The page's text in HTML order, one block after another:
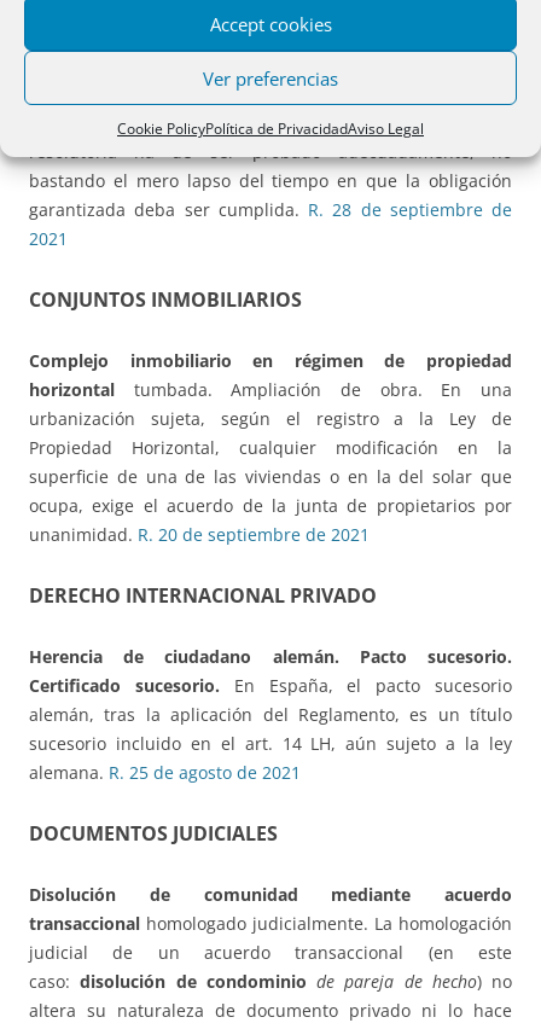
Accept cookies
Ver preferencias
Cookie PolicyPolítica de PrivacidadAviso Legal
Resolución de cesión por permuta.Cancelación de cargas
que existan cargas posteriores a la condición resolutoria
que se pretende resolver, el cumplimiento de la condición
resolutoria ha de ser probado adecuadamente, no
bastando el mero lapso del tiempo en que la obligación
garantizada deba ser cumplida. R. 28 de septiembre de
2021
CONJUNTOS INMOBILIARIOS
Complejo inmobiliario en régimen de propiedad
horizontal tumbada. Ampliación de obra. En una
urbanización sujeta, según el registro a la Ley de
Propiedad Horizontal, cualquier modificación en la
superficie de una de las viviendas o en la del solar que
ocupa, exige el acuerdo de la junta de propietarios por
unanimidad. R. 20 de septiembre de 2021
DERECHO INTERNACIONAL PRIVADO
Herencia de ciudadano alemán. Pacto sucesorio.
Certificado sucesorio. En España, el pacto sucesorio
alemán, tras la aplicación del Reglamento, es un título
sucesorio incluido en el art. 14 LH, aún sujeto a la ley
alemana. R. 25 de agosto de 2021
DOCUMENTOS JUDICIALES
Disolución de comunidad mediante acuerdo
transaccional homologado judicialmente. La homologación
judicial de un acuerdo transaccional (en este
caso:disolución de condominio de pareja de hecho) no
altera su naturaleza de documento privado ni lo hace